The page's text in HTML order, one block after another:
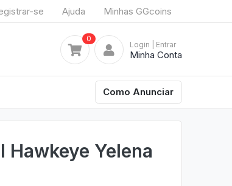
se Ajuda Minhas GGcoins
0
Login | Entrar
Minha Conta
Como Anunciar
Hawkeye Yelena